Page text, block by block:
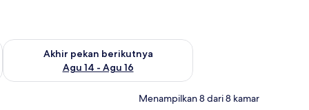
Agu 7 - Agu 9
Akhir pekan berikutnya
Agu 14 - Agu 16
Periksa ketersediaan untuk akhir pekan berikutnya Agu 14 -
Menampilkan 8 dari 8 kamar